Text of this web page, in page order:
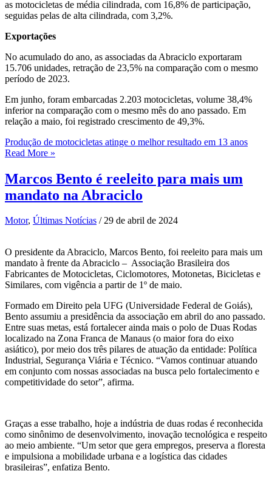
as motocicletas de média cilindrada, com 16,8% de participação,
seguidas pelas de alta cilindrada, com 3,2%.
Exportações
No acumulado do ano, as associadas da Abraciclo exportaram
15.706 unidades, retração de 23,5% na comparação com o mesmo
período de 2023.
Em junho, foram embarcadas 2.203 motocicletas, volume 38,4%
inferior na comparação com o mesmo mês do ano passado. Em
relação a maio, foi registrado crescimento de 49,3%.
Produção de motocicletas atinge o melhor resultado em 13 anos
Read More »
Marcos Bento é reeleito para mais um
mandato na Abraciclo
Motor, Últimas Notícias /29 de abril de 2024
O presidente da Abraciclo, Marcos Bento, foi reeleito para mais um
mandato à frente da Abraciclo – Associação Brasileira dos
Fabricantes de Motocicletas, Ciclomotores, Motonetas, Bicicletas e
Similares, com vigência a partir de 1º de maio.
Formado em Direito pela UFG (Universidade Federal de Goiás),
Bento assumiu a presidência da associação em abril do ano passado.
Entre suas metas, está fortalecer ainda mais o polo de Duas Rodas
localizado na Zona Franca de Manaus (o maior fora do eixo
asiático), por meio dos três pilares de atuação da entidade: Política
Industrial, Segurança Viária e Técnico. “Vamos continuar atuando
em conjunto com nossas associadas na busca pelo fortalecimento e
competitividade do setor”, afirma.
Graças a esse trabalho, hoje a indústria de duas rodas é reconhecida
como sinônimo de desenvolvimento, inovação tecnológica e respeito
ao meio ambiente. “Um setor que gera empregos, preserva a floresta
e impulsiona a mobilidade urbana e a logística das cidades
brasileiras”, enfatiza Bento.